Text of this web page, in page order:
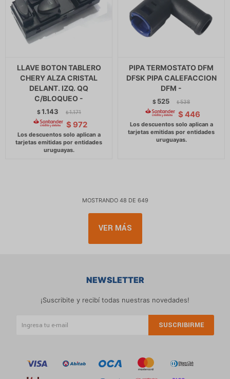
LLAVE BOTON TABLERO
CHERY ALZA CRISTAL
DELANT. IZQ. QQ
C/BLOQUEO -
$1.143 $ 1.171
$ 972
PIPA TERMOSTATO DFM
DFSK PIPA CALEFACCION
DFM -
$ 525 $ 538
$ 446
MOSTRANDO 48 DE 649
VER MÁS
NEWSLETTER
¡Suscribite y recibí todas nuestras novedades!
SUSCRIBIRME